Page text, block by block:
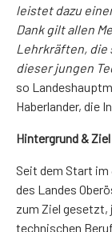
leistet dazu
Dank gilt allen
Lehrkräften, die
dieser jungen
so
Haberlander, die
Hintergrund & Ziel
Seit dem Start im
des Landes
zum Ziel gesetzt,
technischen